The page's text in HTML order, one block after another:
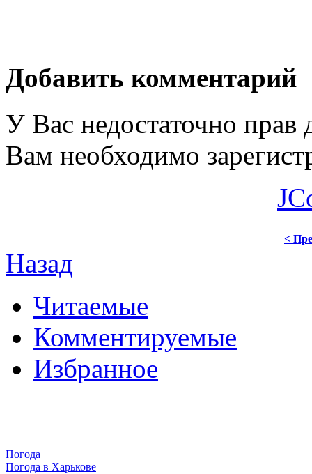
Добавить комментарий
У Вас недостаточно прав
Вам необходимо
<
Назад
Читаемые
Комментируемые
Избранное
Погода
Погода в Харькове